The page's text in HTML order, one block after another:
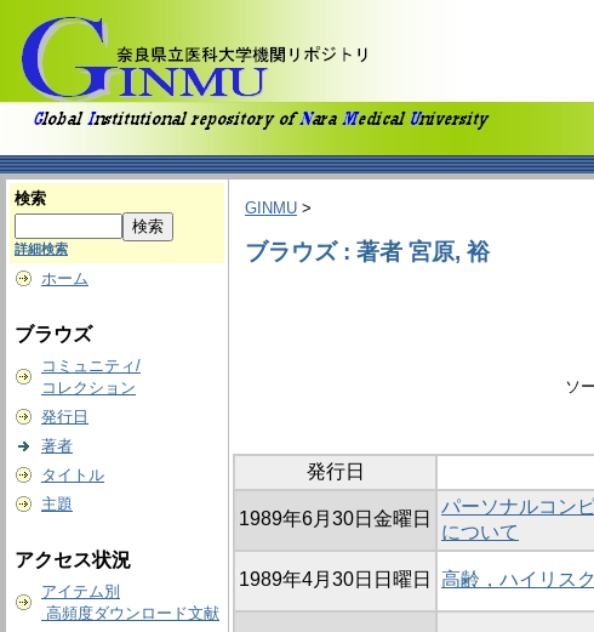
検索
詳細検索
ホーム
ブラウズ
コミュニティ/
コレクション
発行日
著者
タイトル
主題
アクセス状況
アイテム別
高頻度ダウンロード文献
GINMU >
ブラウズ : 著者 宮原, 裕
ソ
発行日
1989年6月30日金曜日
パーソナルコン
について
1989年4月30日日曜日 高齢，ハイリス